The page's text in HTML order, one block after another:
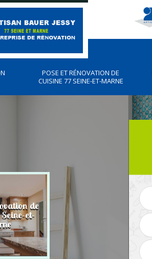
POSE ET RÉNOVATION DE
CUISINE 77 SEINE-ET-MARNE
de
et- Plombier, travaux de